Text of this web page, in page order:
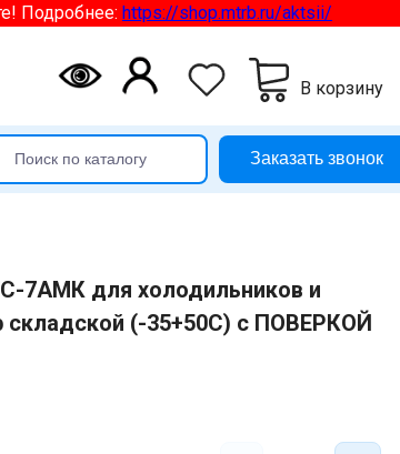
https://shop.mtrb.ru/aktsii/
В корзину
Заказать звонок
7АМК для холодильников и
складской (-35+50С) с ПОВЕРКОЙ